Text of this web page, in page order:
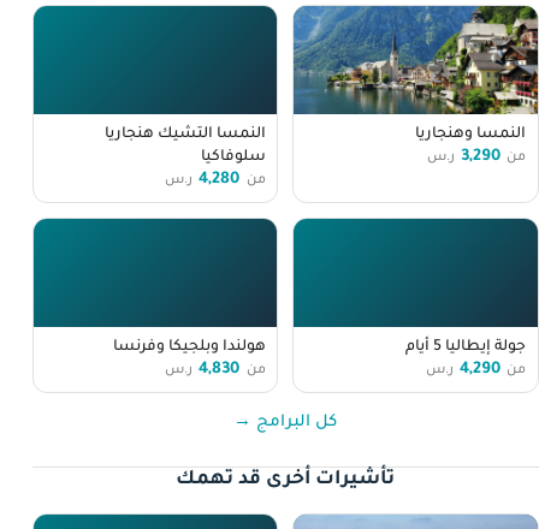
النمسا وهنجاريا
من 3,290 ر.س
النمسا التشيك هنجاريا
سلوفاكيا
من 4,280 ر.س
جولة إيطاليا 5 أيام
من 4,290 ر.س
هولندا وبلجيكا وفرنسا
من 4,830 ر.س
كل البرامج →
تأشيرات أخرى قد تهمك